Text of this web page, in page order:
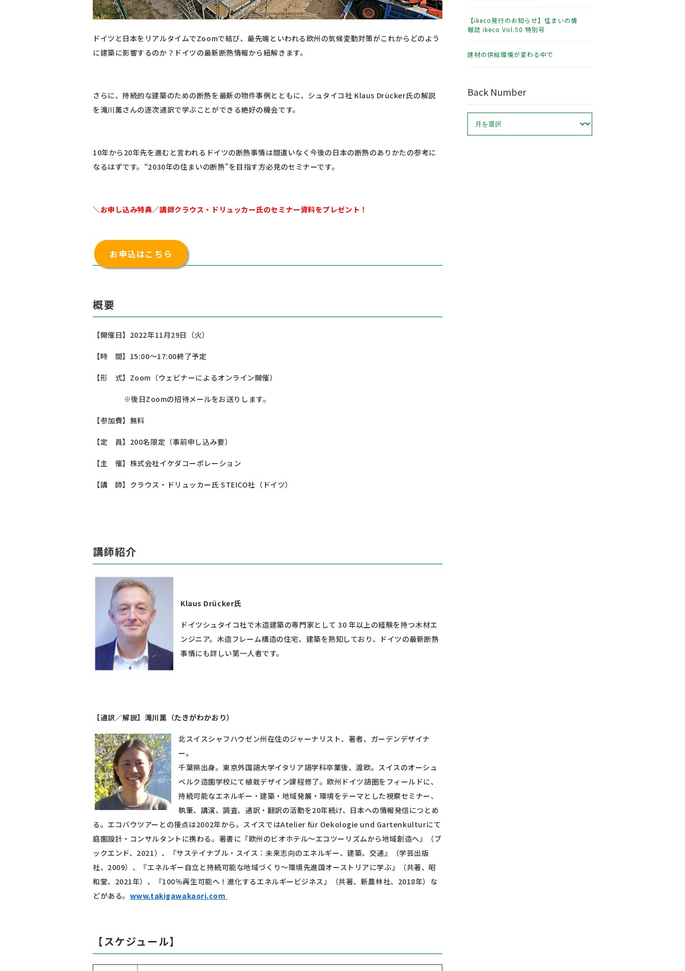
ドイツと日本をリアルタイムでZoomで結び、最先端といわれる欧州の気候変動対策がこれからどのよう
に建築に影響するのか？ドイツの最新断熱情報から紐解きます。
さらに、持続的な建築のための断熱を最新の物件事例とともに、シュタイコ社 Klaus Drücker氏の解説
を滝川薫さんの逐次通訳で学ぶことができる絶好の機会です。
10年から20年先を進むと言われるドイツの断熱事情は間違いなく今後の日本の断熱のありかたの参考に
なるはずです。“2030年の住まいの断熱”を目指す方必見のセミナーです。
＼お申し込み特典／講師クラウス・ドリュッカー氏のセミナー資料をプレゼント！
お申込はこちら
概要
【開催日】2022年11月29日（火）
【時 間】15:00〜17:00終了予定
【形 式】Zoom（ウェビナーによるオンライン開催）
※後日Zoomの招待メールをお送りします。
【参加費】無料
【定 員】200名限定（事前申し込み要）
【主 催】株式会社イケダコーポレーション
【講 師】クラウス・ドリュッカー氏 STEICO社（ドイツ）
講師紹介
Klaus Drücker氏
ドイツシュタイコ社で木造建築の専門家として 30 年以上の経験を持つ木材エ
ンジニア。木造フレーム構造の住宅、建築を熟知しており、ドイツの最新断熱
事情にも詳しい第一人者です。
【通訳／解説】滝川薫（たきがわかおり）
北スイスシャフハウゼン州在住のジャーナリスト、著者、ガーデンデザイナ
ー。
千葉県出身。東京外国語大学イタリア語学科卒業後、渡欧。スイスのオーシュ
ベルク造園学校にて植栽デザイン課程修了。欧州ドイツ語圏をフィールドに、
持続可能なエネルギー・建築・地域発展・環境をテーマとした視察セミナー、
執筆、講演、調査、通訳・翻訳の活動を20年続け、日本への情報発信につとめ
る。エコバウツアーとの接点は2002年から。スイスではAtelier für Oekologie und Gartenkulturにて
庭園設計・コンサルタントに携わる。著書に『欧州のビオホテル～エコツーリズムから地域創造へ』（ブ
ックエンド、2021）、『サステイナブル・スイス：未来志向のエネルギー、建築、交通』（学芸出版
社、2009）、『エネルギー自立と持続可能な地域づくり～環境先進国オーストリアに学ぶ』（共著、昭
和堂、2021年）、『100％再生可能へ！進化するエネルギービジネス』（共著、新農林社、2018年）な
どがある。 www.takigawakaori.com
【スケジュール】
【ikeco発行のお知らせ】住まいの情
報誌 ikeco Vol.50 特別号
建材の供給環境が変わる中で
Back Number
ア
カ